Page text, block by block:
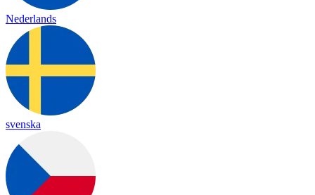
Nederlands
svenska